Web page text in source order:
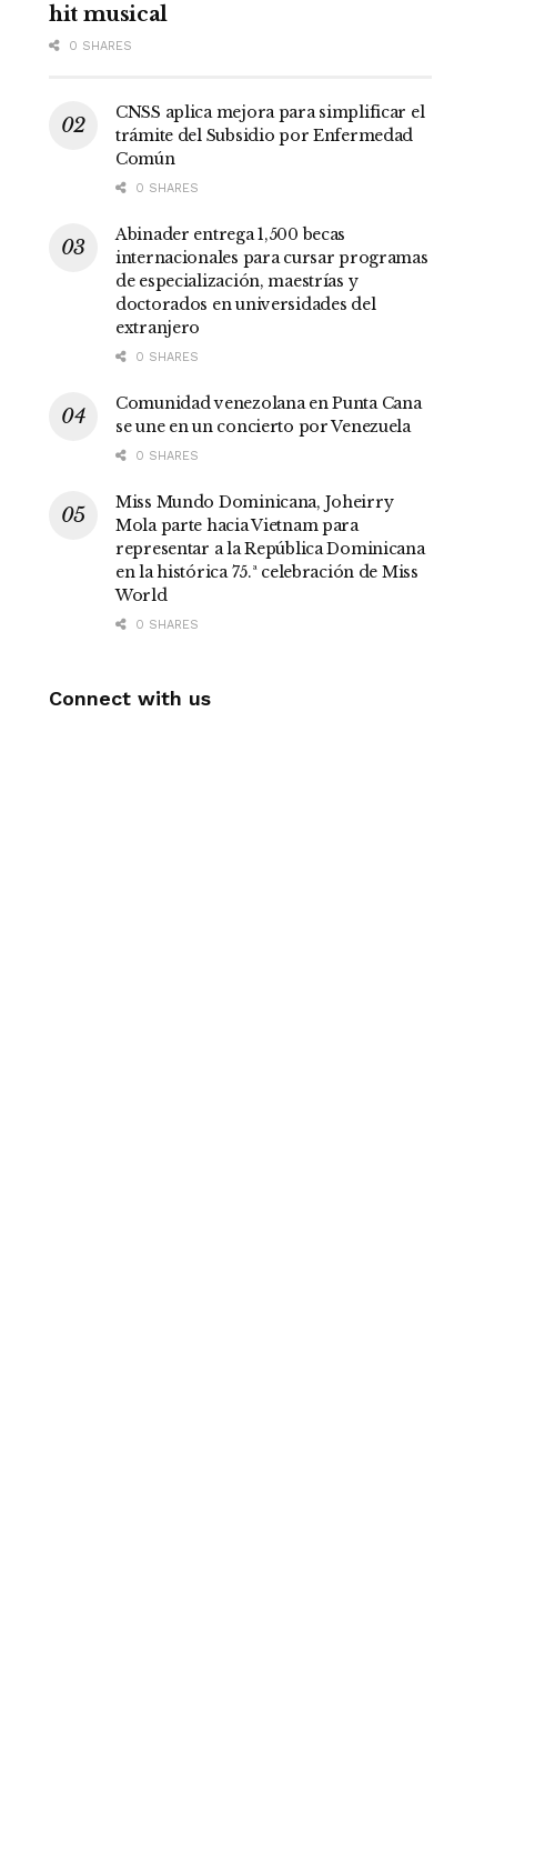
hit musical
0 SHARES
CNSS aplica mejora para simplificar el
trámite del Subsidio por Enfermedad
Común
0 SHARES
Abinader entrega 1,500 becas
internacionales para cursar programas
de especialización, maestrías y
doctorados en universidades del
extranjero
0 SHARES
Comunidad venezolana en Punta Cana
se une en un concierto por Venezuela
0 SHARES
Miss Mundo Dominicana, Joheirry
Mola parte hacia Vietnam para
representar a la República Dominicana
en la histórica 75.ª celebración de Miss
World
0 SHARES
Connect with us